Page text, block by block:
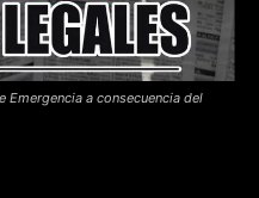
Emergencia a consecuencia del